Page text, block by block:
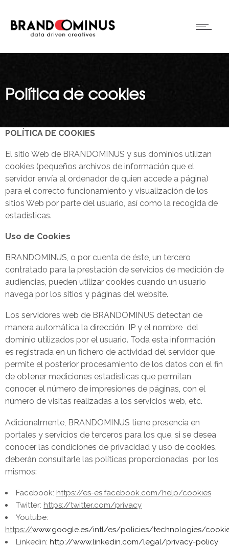
Política de cookies
POLÍTICA DE COOKIES
El sitio Web de BRANDOMINUS y sus dominios utilizan
cookies (pequeños archivos de información que el
servidor envía al ordenador de quien accede a página)
para el correcto funcionamiento y visualización de los
sitios Web por parte del usuario, así como la recogida de
estadísticas.
Uso de Cookies
BRANDOMINUS, o por cuenta de éste, un tercero
contratado para la prestación de servicios de medición de
audiencias, pueden utilizar cookies cuando un usuario
navega por los sitios y páginas del website.
Los servidores web de BRANDOMINUS detectan de
manera automática la dirección IP y el nombre del
dominio utilizados por el usuario. Toda esta información
es registrada en un fichero de actividad del servidor que
permite el posterior procesamiento de los datos con el fin
de obtener mediciones estadísticas que permitan
conocer el número de impresiones de páginas, con el
número de visitas realizadas a los servicios web, etc.
Adicionalmente, BRANDOMINUS tiene presencia en
portales y servicios de terceros para los que, si se desea
conocer las condiciones de privacidad y uso de cookies,
deberán consultarle las políticas proporcionadas por los
mismos:
Facebook: https://es-es.facebook.com/help/cookies
Twitter: https://twitter.com/privacy
Youtube:
https://www.google.es/intl/es/policies/technologies/
Linkedin: http://www.linkedin.com/legal/privacy-policy